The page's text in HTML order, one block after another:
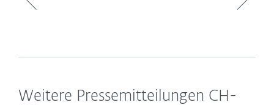
Weitere Pressemitteilungen CH-